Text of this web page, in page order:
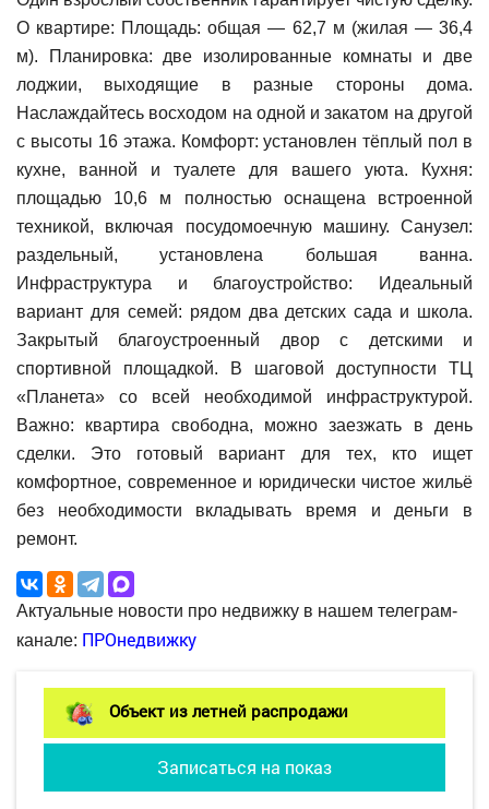
О квартире: Площадь: общая — 62,7 м (жилая — 36,4
м). Планировка: две изолированные комнаты и две
лоджии, выходящие в разные стороны дома.
Наслаждайтесь восходом на одной и закатом на другой
с высоты 16 этажа. Комфорт: установлен тёплый пол в
кухне, ванной и туалете для вашего уюта. Кухня:
площадью 10,6 м полностью оснащена встроенной
техникой, включая посудомоечную машину. Санузел:
раздельный, установлена большая ванна.
Инфраструктура и благоустройство: Идеальный
вариант для семей: рядом два детских сада и школа.
Закрытый благоустроенный двор с детскими и
спортивной площадкой. В шаговой доступности ТЦ
«Планета» со всей необходимой инфраструктурой.
Важно: квартира свободна, можно заезжать в день
сделки. Это готовый вариант для тех, кто ищет
комфортное, современное и юридически чистое жильё
без необходимости вкладывать время и деньги в
ремонт.
Актуальные новости про недвижку в нашем телеграм-
канале: ПРОнедвижку
Объект из летней распродажи
Записаться на показ